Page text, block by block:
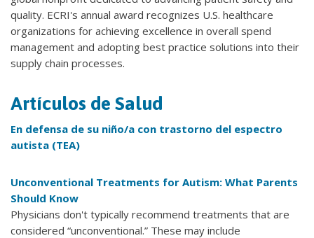
quality. ECRI's annual award recognizes U.S. healthcare
organizations for achieving excellence in overall spend
management and adopting best practice solutions into their
supply chain processes.
Artículos de Salud
En defensa de su niño/a con trastorno del espectro
autista (TEA)
Unconventional Treatments for Autism: What Parents
Should Know
Physicians don't typically recommend treatments that are
considered “unconventional.” These may include